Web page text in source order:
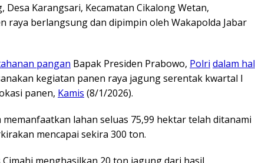
Desa Karangsari, Kecamatan Cikalong Wetan,
raya berlangsung dan dipimpin oleh Wakapolda Jabar
pangan Bapak Presiden Prabowo, Polri dalam hal
kegiatan panen raya jagung serentak kwartal I
panen, Kamis (8/1/2026).
memanfaatkan lahan seluas 75,99 hektar telah ditanami
mencapai sekira 300 ton.
menghasilkan 20 ton jagung dari hasil